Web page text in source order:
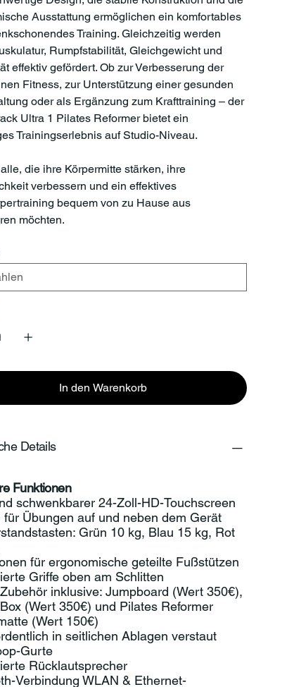
Ausstattung ermöglichen ein komfortables
Training. Gleichzeitig werden
Rumpfstabilität, Gleichgewicht und
effektiv gefördert. Ob zur Verbesserung der
Fitness, zur Unterstützung einer gesunden
oder als Ergänzung zum Krafttraining – der
Ultra 1 Pilates Reformer bietet ein
Trainingserlebnis auf Studio-Niveau.
die ihre Körpermitte stärken, ihre
verbessern und ein effektives
bequem von zu Hause aus
möchten.
In den Warenkorb
Details
Funktionen
schwenkbarer 24-Zoll-HD-Touchscreen
für Übungen auf und neben dem Gerät
Grün 10 kg, Blau 15 kg, Rot
für ergonomische geteilte Fußstützen
Griffe oben am Schlitten
inklusive: Jumpboard (Wert 350€),
(Wert 350€) und Pilates Reformer
(Wert 150€)
in seitlichen Ablagen verstaut
Gurte
Rücklautsprecher
Verbindung WLAN & Ethernet-